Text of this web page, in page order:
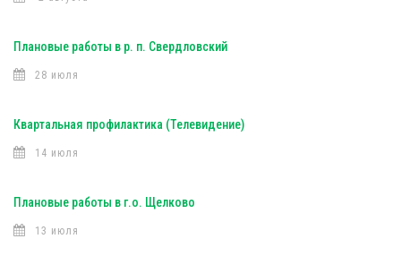
Плановые работы в р. п. Свердловский
28 июля
Квартальная профилактика (Телевидение)
14 июля
Плановые работы в г.о. Щелково
13 июля